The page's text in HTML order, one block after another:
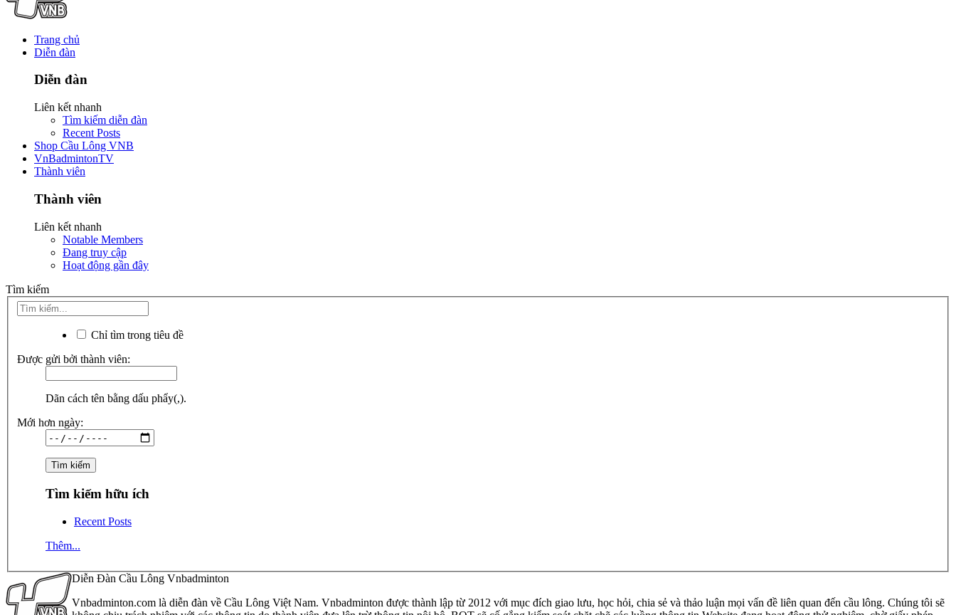
Trang chủ
Diễn đàn
Diễn đàn
Liên kết nhanh
Tìm kiếm diễn đàn
Recent Posts
Shop Cầu Lông VNB
VnBadmintonTV
Thành viên
Thành viên
Liên kết nhanh
Notable Members
Đang truy cập
Hoạt động gần đây
Tìm kiếm
Chỉ tìm trong tiêu đề
Được gửi bởi thành viên:
Dãn cách tên bằng dấu phẩy(,).
Mới hơn ngày:
Tìm kiếm hữu ích
Recent Posts
Thêm...
Diễn Đàn Cầu Lông Vnbadminton
Vnbadminton.com là diễn đàn về Cầu Lông Việt Nam. Vnbadminton được thành lập từ 2012 với mục đích giao lưu, học hỏi, chia sẻ và thảo luận mọi vấn đề liên quan đến cầu lông. Chúng tôi sẽ